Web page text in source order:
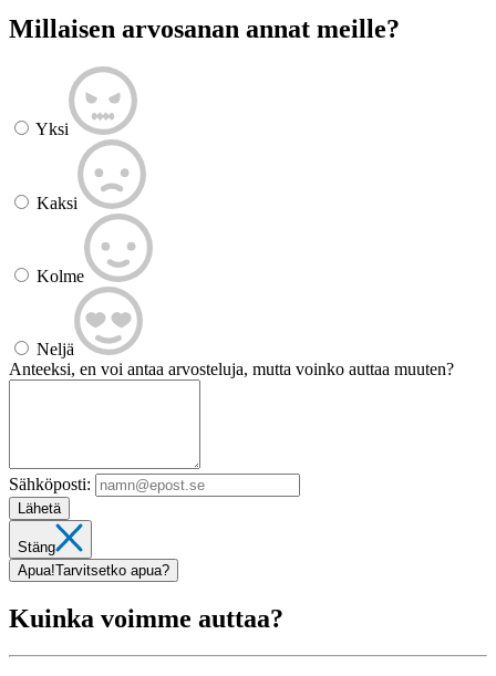
Millaisen arvosanan annat meille?
Yksi
Kaksi
Kolme
Neljä
Anteeksi, en voi antaa arvosteluja, mutta voinko auttaa muuten?
Sähköposti:
Lähetä
Stäng
Apua!Tarvitsetko apua?
Kuinka voimme auttaa?